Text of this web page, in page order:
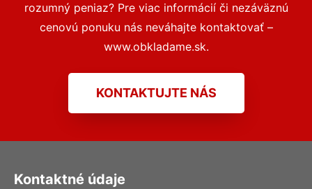
rozumný peniaz? Pre viac informácií či nezáväznú
cenovú ponuku nás neváhajte kontaktovať –
www.obkladame.sk.
KONTAKTUJTE NÁS
Kontaktné údaje